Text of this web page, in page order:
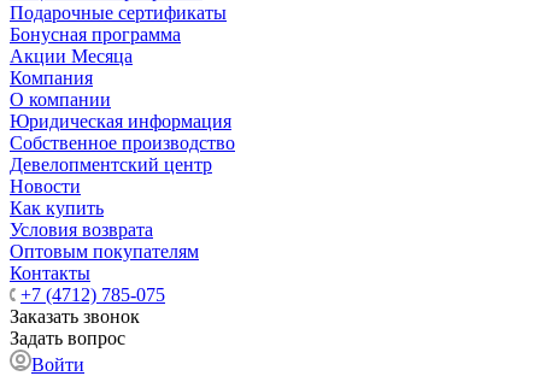
Подарочные сертификаты
Бонусная программа
Акции Месяца
Компания
О компании
Юридическая информация
Собственное производство
Девелопментский центр
Новости
Как купить
Условия возврата
Оптовым покупателям
Контакты
+7 (4712) 785-075
Заказать звонок
Задать вопрос
Войти